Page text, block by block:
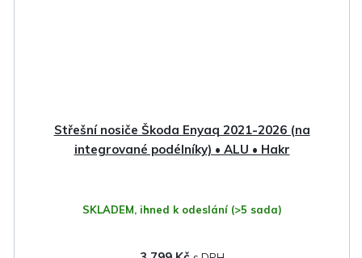
Střešní nosiče Škoda Enyaq 2021-2026 (na
integrované podélníky) • ALU • Hakr
SKLADEM, ihned k odeslání (>5 sada)